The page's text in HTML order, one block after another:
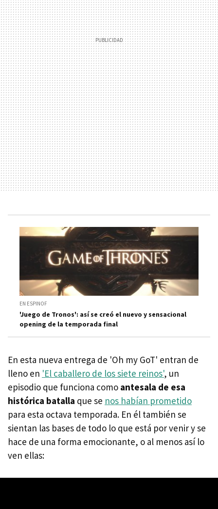
EN ESPINOF
'Juego de Tronos': así se creó el nuevo y sensacional
opening de la temporada final
En esta nueva entrega de 'Oh my GoT' entran de
lleno en 'El caballero de los siete reinos', un
episodio que funciona como antesala de esa
histórica batalla que se nos habían prometido
para esta octava temporada. En él también se
sientan las bases de todo lo que está por venir y se
hace de una forma emocionante, o al menos así lo
ven ellas: